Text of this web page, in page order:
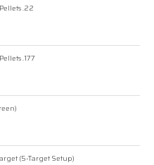
.22
.177
(5-Target Setup)